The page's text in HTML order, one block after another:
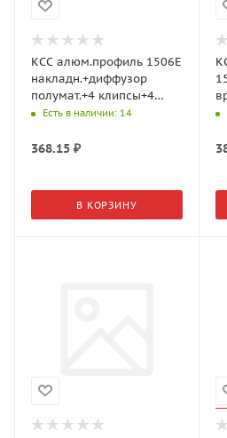
КСС алюм.профиль 1506Е
накладн.+диффузор
полумат.+4 клипсы+4
загл, L=2м, Серебр.
Есть в наличии: 14
368.15 ₽
В КОРЗИНУ